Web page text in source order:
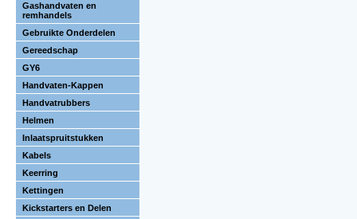
Gashandvaten en
remhandels
Gebruikte Onderdelen
Gereedschap
GY6
Handvaten-Kappen
Handvatrubbers
Helmen
Inlaatspruitstukken
Kabels
Keerring
Kettingen
Kickstarters en Delen